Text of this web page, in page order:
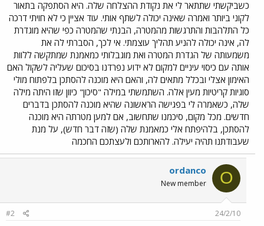
כשביקשתי שתתאר לי את נקודת ההצלחה שלה. היא הסתפקה בתאור
לקוני ביותר ואמרה שאינה יכולה לשתף אותי. עוד אציין כי לא חויתי דרכה
כל התלהבות והתרגשות מהמטרה, הבנתי שהמטרה כפי שהיא מוגדרת
לה, אינה יכולה להניע תהליך עוצמתי. אי לכך, הסברתי לה את
משמעותה של הגדרת המטרה ואת מוגבלותי כמאמנת שמתקשה ללוות
אותה עם כיסוי עיניים למקום לא ידוע נפרדנו בסיכום שעליה לשקול האם
האימון אצלי ובכלל מתאים לה, והאם היא מוכנה להסתכן בלפתוח מולי
סוגיות קריטיות מעין אלה. השתמשתי במילה "סיכון" כיוון שזו היתה מילה
שלה, כשאמרה לי בפגישה הראשונה שהיא מוכנה להסתכן בדברים
חדשים. מכל מקום, סיכמנו שתחשוב, אם למען מטרתה היא מוכנה
להסתכן, בלהיפתח אלי כמאמנת שלה (שזה דבר חדש), על מנת
שעבודתנו תהיה יעילה. להארותכם ולעצתכם החכמה
O
ordanco
New member
24/2/10
#2